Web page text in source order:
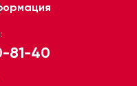
81-40